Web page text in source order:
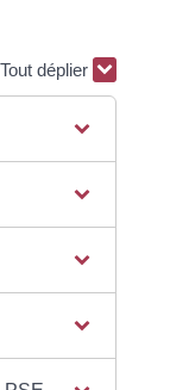
Tout déplier